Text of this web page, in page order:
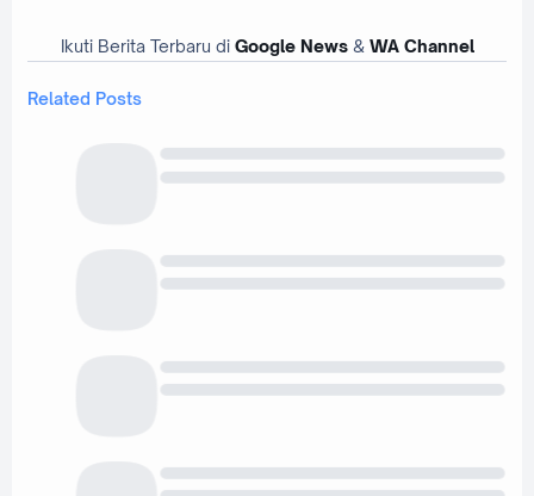
Ikuti Berita Terbaru di Google News& WA Channel
Related Posts